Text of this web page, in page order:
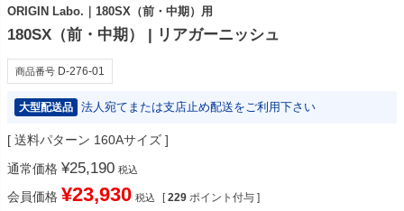
ORIGIN Labo.｜180SX（前・中期）用
180SX（前・中期） | リアガーニッシュ
商品番号 D-276-01
大型配送品 法人宛てまたは支店止め配送をご利用下さい
送料パターン 160Aサイズ
通常価格 ¥25,190 税込
会員価格 ¥23,930 税込 [ 229 ポイント付与 ]